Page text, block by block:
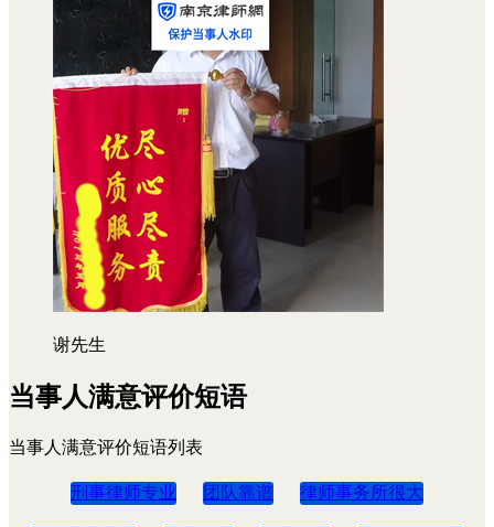
谢先生
当事人满意评价短语
当事人满意评价短语列表
刑事律师专业 团队靠谱 律师事务所很大